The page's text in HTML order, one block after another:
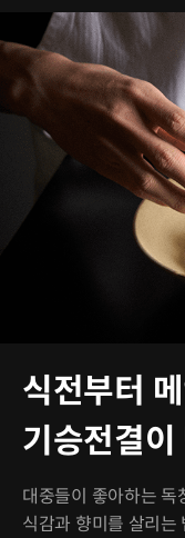
식전부터
기승전결
대중들이 좋아하는 독
식감과 향미를 살리는